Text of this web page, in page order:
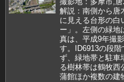
解説：南側から唐
に見える台形の白
ー」。左側の緑地
真は、平成9年撮
す。ID6913の段階
ず、緑地帯と駐車
る樹林帯は鶴牧西
蒲館ほか複数の建